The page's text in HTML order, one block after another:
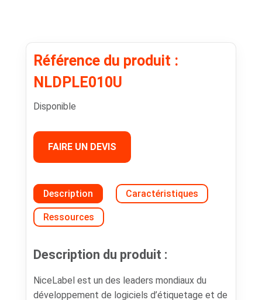
Référence du produit :
NLDPLE010U
Disponible
FAIRE UN DEVIS
Description Caractéristiques
Ressources
Description du produit :
NiceLabel est un des leaders mondiaux du
développement de logiciels d’étiquetage et de